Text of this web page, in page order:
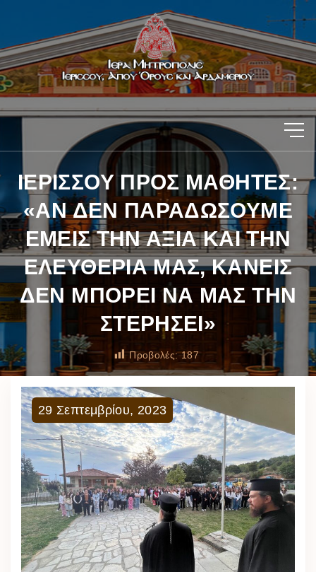
ΙΕΡΙΣΣΟΥ ΠΡΟΣ ΜΑΘΗΤΕΣ:
«ΑΝ ΔΕΝ ΠΑΡΑΔΩΣΟΥΜΕ
ΕΜΕΙΣ ΤΗΝ ΑΞΙΑ ΚΑΙ ΤΗΝ
ΕΛΕΥΘΕΡΙΑ ΜΑΣ, ΚΑΝΕΙΣ
ΔΕΝ ΜΠΟΡΕΙ ΝΑ ΜΑΣ ΤΗΝ
ΣΤΕΡΗΣΕΙ»
Προβολές: 187
29 Σεπτεμβρίου, 2023